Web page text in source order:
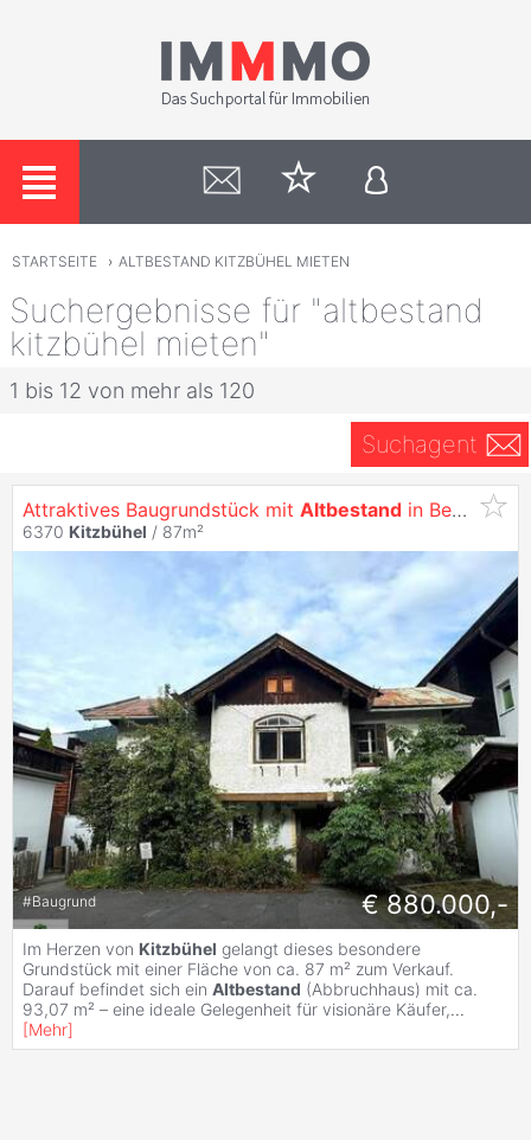
STARTSEITE › ALTBESTAND KITZBÜHEL MIETEN
Suchergebnisse für "altbestand
kitzbühel mieten"
1 bis 12 von mehr als 120
Suchagent
Attraktives Baugrundstück mit Altbestand in Bestlage von
6370 Kitzbühel / 87m²
#Baugrund € 880.000,-
Im Herzen von Kitzbühel gelangt dieses besondere
Grundstück mit einer Fläche von ca. 87 m² zum Verkauf.
Darauf befindet sich ein Altbestand (Abbruchhaus) mit ca.
93,07 m² – eine ideale Gelegenheit für visionäre Käufer,...
[Mehr]